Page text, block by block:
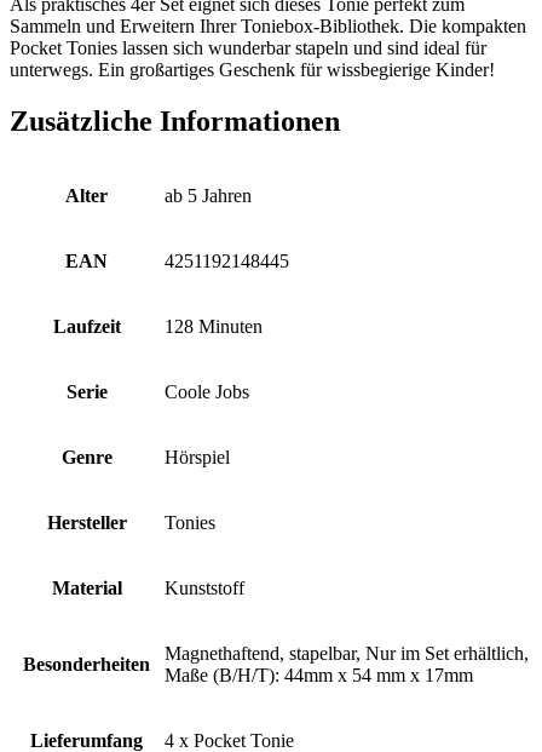
Als praktisches 4er Set eignet sich dieses Tonie perfekt zum
Sammeln und Erweitern Ihrer Toniebox-Bibliothek. Die kompakten
Pocket Tonies lassen sich wunderbar stapeln und sind ideal für
unterwegs. Ein großartiges Geschenk für wissbegierige Kinder!
Zusätzliche Informationen
Alter ab 5 Jahren
EAN 4251192148445
Laufzeit 128 Minuten
Serie Coole Jobs
Genre Hörspiel
Hersteller Tonies
Material Kunststoff
Besonderheiten
Magnethaftend, stapelbar, Nur im Set erhältlich,
Maße (B/H/T): 44mm x 54 mm x 17mm
Lieferumfang 4 x Pocket Tonie